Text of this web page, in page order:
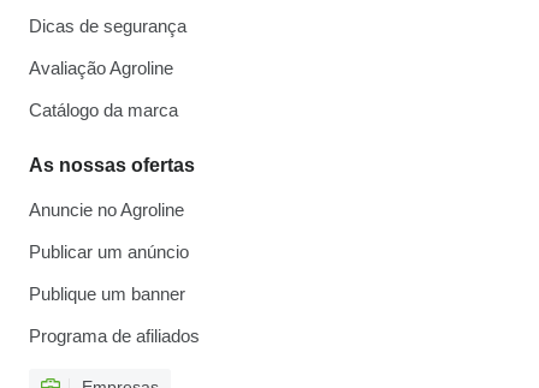
Dicas de segurança
Avaliação Agroline
Catálogo da marca
As nossas ofertas
Anuncie no Agroline
Publicar um anúncio
Publique um banner
Programa de afiliados